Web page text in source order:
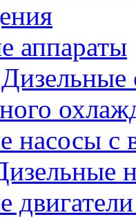
аппараты
насосы